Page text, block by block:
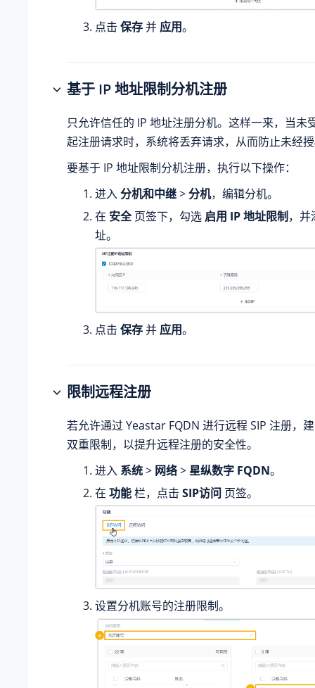
点击 保存并应用。
基于 IP 地址限制分机注册
只允许信任的 IP 地址注册分机。这样一来，当未
起注册请求时，系统将丢弃请求，从而防止未经
要基于 IP 地址限制分机注册，执行以下操作：
进入分机和中继>分机，编辑分机。
在 安全页签下，勾选 启用 IP 地址限制 ，并
址。
点击 保存并 应用。
限制远程注册
若允许通过 Yeastar FQDN 进行远程 SIP 注册，
双重限制，以提升远程注册的安全性。
进入 系统> 网络>星纵数字 FQDN。
在 功能栏，点击 SIP访问 页签。
设置分机账号的注册限制。